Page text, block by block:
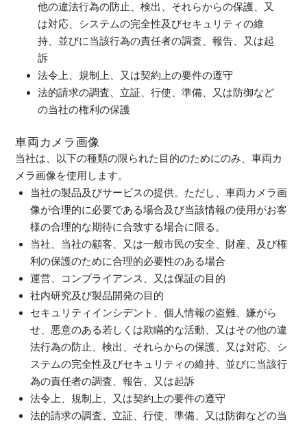
他の違法行為の防止、検出、それらからの保護、又
は対応、システムの完全性及びセキュリティの維
持、並びに当該行為の責任者の調査、報告、又は起
訴
法令上、規制上、又は契約上の要件の遵守
法的請求の調査、立証、行使、準備、又は防御など
の当社の権利の保護
車両カメラ画像
当社は、以下の種類の限られた目的のためにのみ、車両カ
メラ画像を使用します。
当社の製品及びサービスの提供。ただし、車両カメラ画
像が合理的に必要である場合及び当該情報の使用がお客
様の合理的な期待に合致する場合に限る。
当社、当社の顧客、又は一般市民の安全、財産、及び権
利の保護のために合理的必要性のある場合
運営、コンプライアンス、又は保証の目的
社内研究及び製品開発の目的
セキュリティインシデント、個人情報の盗難、嫌がら
せ、悪意のある若しくは欺瞞的な活動、又はその他の違
法行為の防止、検出、それらからの保護、又は対応、シ
ステムの完全性及びセキュリティの維持、並びに当該行
為の責任者の調査、報告、又は起訴
法令上、規制上、又は契約上の要件の遵守
法的請求の調査、立証、行使、準備、又は防御などの当